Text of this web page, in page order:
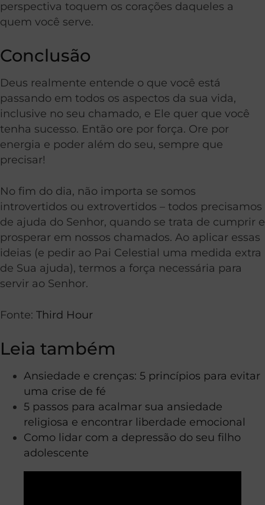
perspectiva toquem os corações daqueles a
quem você serve.
Conclusão
Deus realmente entende o que você está
passando em todos os aspectos da sua vida,
inclusive no seu chamado, e Ele quer que você
tenha sucesso. Então ore por força. Ore por
energia e poder além do seu, sempre que
precisar!
No fim do dia, não importa se somos
introvertidos ou extrovertidos – todos precisamos
de ajuda do Senhor, quando se trata de cumprir e
prosperar em nossos chamados. Ao aplicar essas
ideias (e pedir ao Pai Celestial uma medida extra
de Sua ajuda), termos a força necessária para
servir ao Senhor.
Fonte: Third Hour
Leia também
Ansiedade e crenças: 5 princípios para evitar
uma crise de fé
5 passos para acalmar sua ansiedade
religiosa e encontrar liberdade emocional
Como lidar com a depressão do seu filho
adolescente